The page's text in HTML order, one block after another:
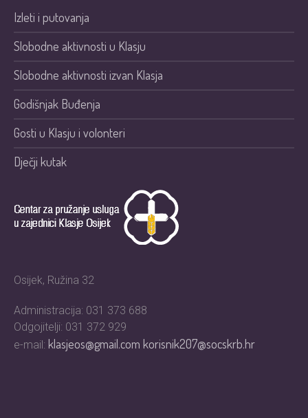
Izleti i putovanja
Slobodne aktivnosti u Klasju
Slobodne aktivnosti izvan Klasja
Godišnjak Buđenja
Gosti u Klasju i volonteri
Dječji kutak
Osijek, Ružina 32
Administracija: 031 373 688
Odgojitelji: 031 372 929
e-mail: klasjeos@gmail.comkorisnik207@socskrb.hr